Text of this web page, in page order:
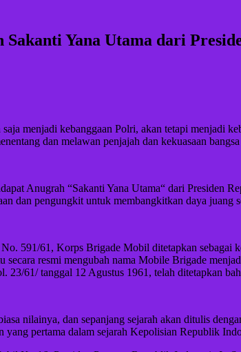
Yana Utama dari
menjadi kebanggaan Polri, akan tetapi menjadi
dan melawan penjajah dan kekuasaan
Anugrah “Sakanti Yana Utama“ dari Presiden
dan pengungkit untuk membangkitkan daya
591/61, Korps Brigade Mobil ditetapkan sebagai
secara resmi mengubah nama Mobile Brigade
23/61/ tanggal 12 Agustus 1961, telah ditetapkan
nilainya, dan sepanjang sejarah akan ditulis
pertama dalam sejarah Kepolisian Republik